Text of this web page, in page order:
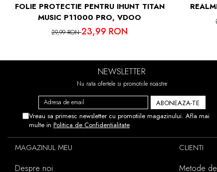
FOLIE PROTECTIE PENTRU IHUNT TITAN
MUSIC P11000 PRO, VDOO
29,99 RON23,99 RON
NEWSLETTER
Nu rata ofertele si promotiile noastre
Vreau sa primesc newsletter cu promotiile magazinului. Afla mai
multe in Politica de Confidentialitate
MAGAZINUL MEU
Despre noi
CLIENTI
Metode de